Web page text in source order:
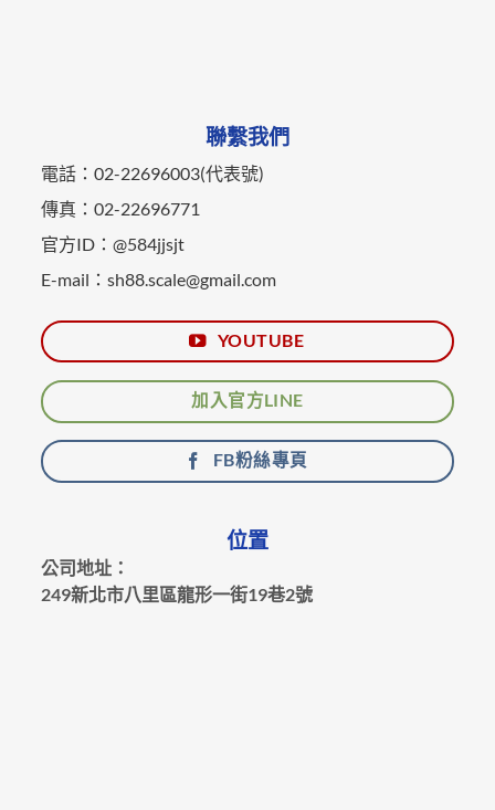
聯繫我們
電話：02-22696003(代表號)
傳真：02-22696771
官方ID：@584jjsjt
E-mail：sh88.scale@gmail.com
YOUTUBE
加入官方LINE
FB粉絲專頁
位置
公司地址：
249新北市八里區龍形一街19巷2號